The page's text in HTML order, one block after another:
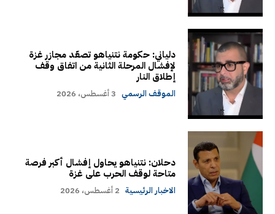
دلياني: حكومة نتنياهو تصعّد مجازر غزة
لإفشال المرحلة الثانية من اتفاق وقف
إطلاق النار
الموقف الرسمي 3 أغسطس، 2026
دحلان: نتنياهو يحاول إفشال أكبر فرصة
متاحة لوقف الحرب على غزة
الاخبار الرئيسية 2 أغسطس، 2026